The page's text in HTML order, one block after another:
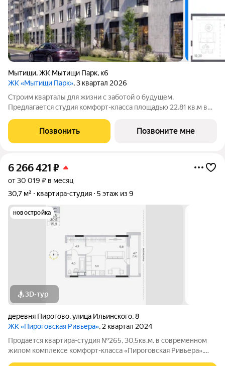
Мытищи,ЖК Мытищи Парк, к6
ЖК «Мытищи Парк», 3 квартал 2026
Строим кварталы для жизни с заботой о будущем.
Предлагается студия комфорт-класса площадью 22.81 кв.м в
"Мытищи Парк".Квартиру в комплексе на выбор: может быть
как с отделкой, так и без. В
Позвонить Позвоните мне
6 266 421 ₽
от 30 019 ₽ в месяц
30,7 м²
квартира-студия 5 этаж из 9
новостройка
3D-тур
деревня Пирогово,улица Ильинского,8
ЖК «Пироговская Ривьера», 2 квартал 2024
Продается квартира-студия №265, 30,5кв.м. в современном
жилом комплексе комфорт-класса «Пироговская Ривьера».